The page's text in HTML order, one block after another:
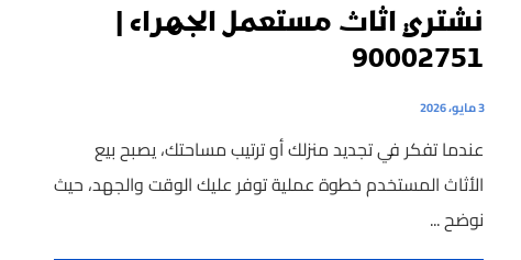
نشتري اثاث مستعمل الجهراء |
90002751
3 مايو، 2026
عندما تفكر في تجديد منزلك أو ترتيب مساحتك، يصبح بيع
الأثاث المستخدم خطوة عملية توفر عليك الوقت والجهد، حيث
نوضح ...